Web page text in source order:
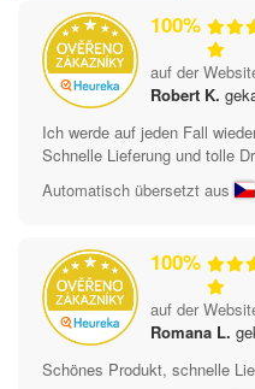
100%
auf der
Robert K.
Ich werde auf jeden Fall
Schnelle Lieferung und tolle
Automatisch übersetzt aus
100%
auf der
Romana L.
Schönes Produkt, schnelle